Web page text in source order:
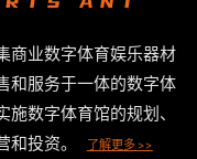
商业数字体育娱乐器材
和服务于一体的数字体
施数字体育馆的规划、
和投资。
了解更多 >>